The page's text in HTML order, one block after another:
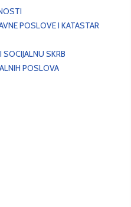
POSLOVE I KATASTAR
SKRB
POSLOVA